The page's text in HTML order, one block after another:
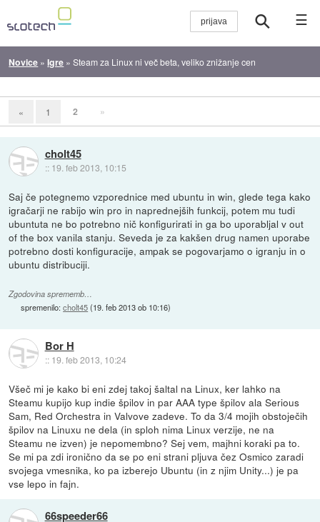
☰
Novice »Igre »Steam za Linux ni več beta, veliko znižanje cen
« 1 2 »
cholt45
:: 19. feb 2013, 10:15
Saj če potegnemo vzporednice med ubuntu in win, glede tega kako
igračarji ne rabijo win pro in naprednejših funkcij, potem mu tudi
ubuntuta ne bo potrebno nič konfigurirati in ga bo uporabljal v out
of the box vanila stanju. Seveda je za kakšen drug namen uporabe
potrebno dosti konfiguracije, ampak se pogovarjamo o igranju in o
ubuntu distribuciji.
Zgodovina sprememb…
spremenilo:cholt45(19. feb 2013 ob 10:16)
Bor H
:: 19. feb 2013, 10:24
Všeč mi je kako bi eni zdej takoj šaltal na Linux, ker lahko na
Steamu kupijo kup indie špilov in par AAA type špilov ala Serious
Sam, Red Orchestra in Valvove zadeve. To da 3/4 mojih obstoječih
špilov na Linuxu ne dela (in sploh nima Linux verzije, ne na
Steamu ne izven) je nepomembno? Sej vem, majhni koraki pa to.
Se mi pa zdi ironično da se po eni strani pljuva čez Osmico zaradi
svojega vmesnika, ko pa izberejo Ubuntu (in z njim Unity...) je pa
vse lepo in fajn.
66speeder66